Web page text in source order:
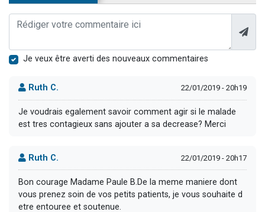
Je veux être averti des nouveaux commentaires
Ruth C. 22/01/2019 - 20h19
Je voudrais egalement savoir comment agir si le malade
est tres contagieux sans ajouter a sa decrease? Merci
Ruth C. 22/01/2019 - 20h17
Bon courage Madame Paule B.De la meme maniere dont
vous prenez soin de vos petits patients, je vous souhaite d
etre entouree et soutenue.